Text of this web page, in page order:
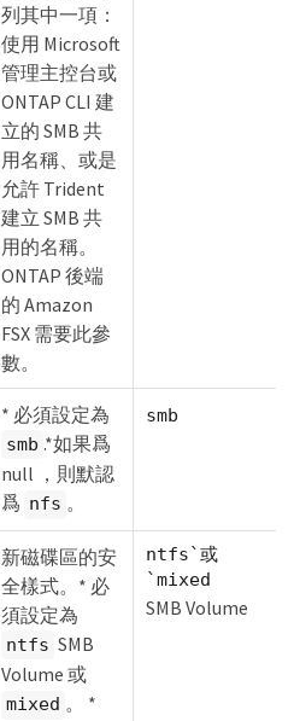
列其中一項：
使用 Microsoft
管理主控台或
ONTAP CLI 建
立的 SMB 共
用名稱、或是
允許 Trident
建立 SMB 共
用的名稱。
ONTAP 後端
的 Amazon
FSX 需要此參
數。
* 必須設定為
smb .*如果爲
null ，則默認
爲 nfs 。
smb
新磁碟區的安
全樣式。* 必
須設定為
ntfs SMB
Volume 或
mixed 。 *
ntfs`或
`mixed
SMB Volume